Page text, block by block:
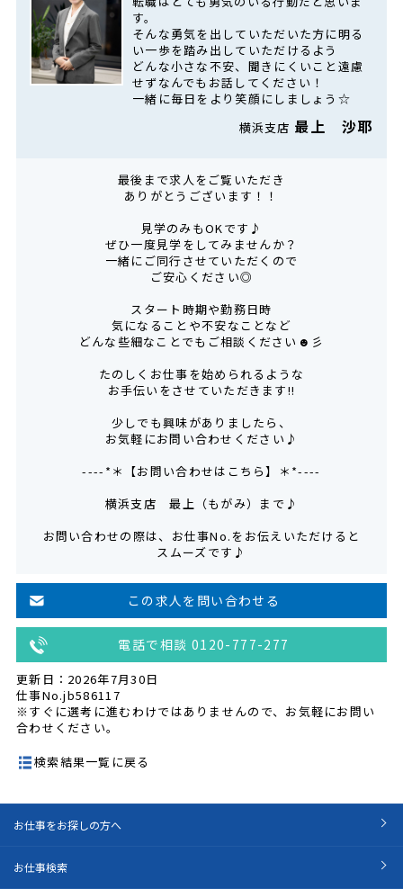
す。
そんな勇気を出していただいた方に明る
い一歩を踏み出していただけるよう
どんな小さな不安、聞きにくいこと遠慮
せずなんでもお話してください！
一緒に毎日をより笑顔にしましょう☆
横浜支店 最上 沙耶
最後まで求人をご覧いただき
ありがとうございます！！
見学のみもOKです♪
ぜひ一度見学をしてみませんか？
一緒にご同行させていただくので
ご安心ください◎
スタート時期や勤務日時
気になることや不安なことなど
どんな些細なことでもご相談ください☻彡
たのしくお仕事を始められるような
お手伝いをさせていただきます!!
少しでも興味がありましたら、
お気軽にお問い合わせください♪
----*＊【お問い合わせはこちら】＊*----
横浜支店 最上（もがみ）まで♪
お問い合わせの際は、お仕事No.をお伝えいただけると
スムーズです♪
この求人を問い合わせる
電話で相談 0120-777-277
更新日：2026年7月30日
仕事No.jb586117
※すぐに選考に進むわけではありませんので、お気軽にお問い
合わせください。
検索結果一覧に戻る
お仕事をお探しの方へ
お仕事検索